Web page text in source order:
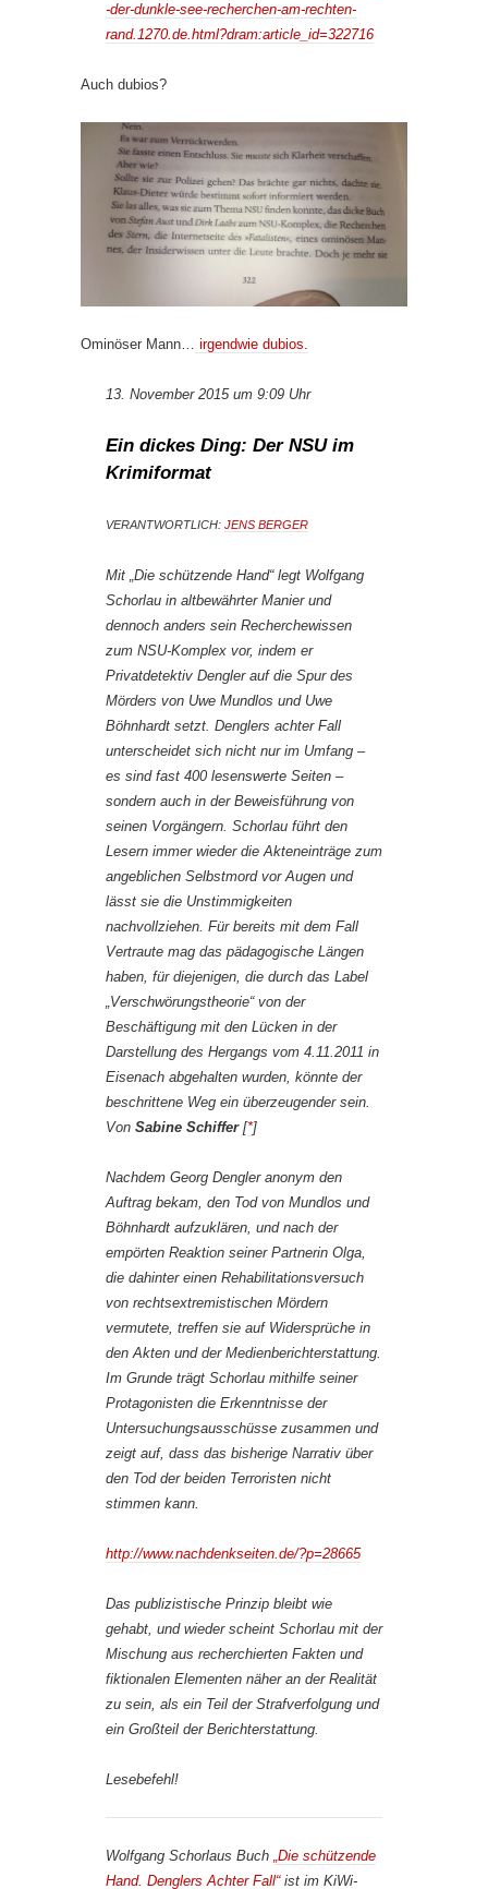
-der-dunkle-see-recherchen-am-rechten-
rand.1270.de.html?dram:article_id=322716
Auch dubios?
Ominöser Mann… irgendwie dubios.
13. November 2015 um 9:09 Uhr
Ein dickes Ding: Der NSU im
Krimiformat
VERANTWORTLICH: JENS BERGER
Mit „Die schützende Hand“ legt Wolfgang
Schorlau in altbewährter Manier und
dennoch anders sein Recherchewissen
zum NSU-Komplex vor, indem er
Privatdetektiv Dengler auf die Spur des
Mörders von Uwe Mundlos und Uwe
Böhnhardt setzt. Denglers achter Fall
unterscheidet sich nicht nur im Umfang –
es sind fast 400 lesenswerte Seiten –
sondern auch in der Beweisführung von
seinen Vorgängern. Schorlau führt den
Lesern immer wieder die Akteneinträge zum
angeblichen Selbstmord vor Augen und
lässt sie die Unstimmigkeiten
nachvollziehen. Für bereits mit dem Fall
Vertraute mag das pädagogische Längen
haben, für diejenigen, die durch das Label
„Verschwörungstheorie“ von der
Beschäftigung mit den Lücken in der
Darstellung des Hergangs vom 4.11.2011 in
Eisenach abgehalten wurden, könnte der
beschrittene Weg ein überzeugender sein.
Von Sabine Schiffer[*]
Nachdem Georg Dengler anonym den
Auftrag bekam, den Tod von Mundlos und
Böhnhardt aufzuklären, und nach der
empörten Reaktion seiner Partnerin Olga,
die dahinter einen Rehabilitationsversuch
von rechtsextremistischen Mördern
vermutete, treffen sie auf Widersprüche in
den Akten und der Medienberichterstattung.
Im Grunde trägt Schorlau mithilfe seiner
Protagonisten die Erkenntnisse der
Untersuchungsausschüsse zusammen und
zeigt auf, dass das bisherige Narrativ über
den Tod der beiden Terroristen nicht
stimmen kann.
http://www.nachdenkseiten.de/?p=28665
Das publizistische Prinzip bleibt wie
gehabt, und wieder scheint Schorlau mit der
Mischung aus recherchierten Fakten und
fiktionalen Elementen näher an der Realität
zu sein, als ein Teil der Strafverfolgung und
ein Großteil der Berichterstattung.
Lesebefehl!
Wolfgang Schorlaus Buch „Die schützende
Hand. Denglers Achter Fall“ist im KiWi-